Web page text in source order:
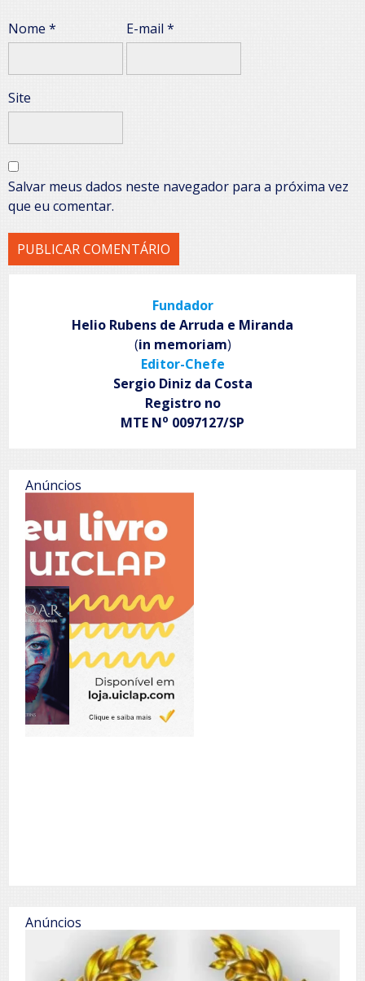
Nome * E-mail*
Site
Salvar meus dados neste navegador para a próxima vez
que eu comentar.
Fundador
Helio Rubens de Arruda e Miranda
(in memoriam)
Editor-Chefe
Sergio Diniz da Costa
Registro no
MTE No 0097127/SP
Anúncios
Anúncios